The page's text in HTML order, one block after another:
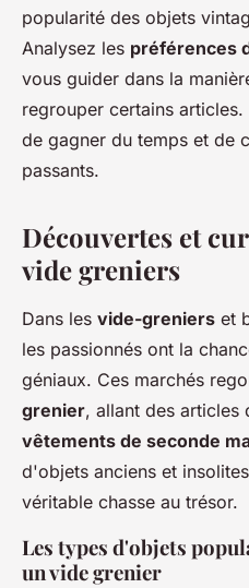
popularité des objets
Analysez les préférences
vous guider dans la
regrouper certains
de gagner du temps et de
passants.
Découvertes et
vide greniers
Dans les vide-greniers et
les passionnés ont la
géniaux. Ces marchés
grenier, allant des articles
vêtements de seconde
d'objets anciens et
véritable chasse au trésor.
Les types d'objets
un vide grenier